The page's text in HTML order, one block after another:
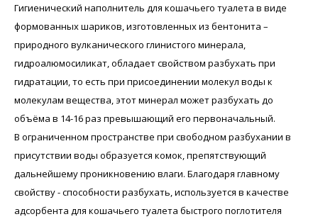
Гигиенический наполнитель для кошачьего туалета в виде
формованных шариков, изготовленных из бентонита –
природного вулканического глинистого минерала,
гидроалюмосиликат, обладает свойством разбухать при
гидратации, то есть при присоединении молекул воды к
молекулам вещества, этот минерал может разбухать до
объёма в 14-16 раз превышающий его первоначальный.
В ограниченном пространстве при свободном разбухании в
присутствии воды образуется комок, препятствующий
дальнейшему проникновению влаги. Благодаря главному
свойству - способности разбухать, используется в качестве
адсорбента для кошачьего туалета быстрого поглотителя